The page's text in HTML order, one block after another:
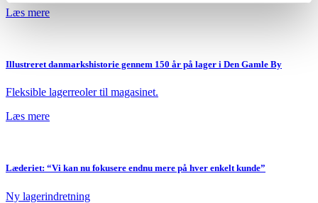
Læs mere
Illustreret danmarkshistorie gennem 150 år på lager i Den Gamle By
Fleksible lagerreoler til magasinet.
Læs mere
Læderiet: “Vi kan nu fokusere endnu mere på hver enkelt kunde”
Ny lagerindretning